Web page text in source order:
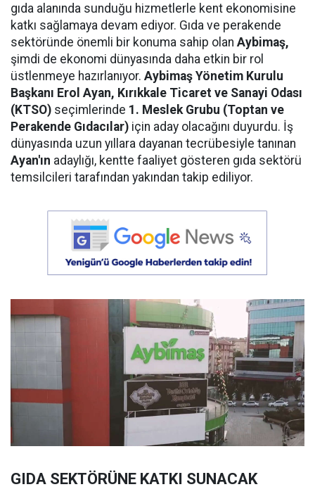
gıda alanında sunduğu hizmetlerle kent ekonomisine
katkı sağlamaya devam ediyor. Gıda ve perakende
sektöründe önemli bir konuma sahip olan Aybimaş,
şimdi de ekonomi dünyasında daha etkin bir rol
üstlenmeye hazırlanıyor. Aybimaş Yönetim Kurulu
Başkanı Erol Ayan, Kırıkkale Ticaret ve Sanayi Odası
(KTSO) seçimlerinde 1. Meslek Grubu (Toptan ve
Perakende Gıdacılar) için aday olacağını duyurdu. İş
dünyasında uzun yıllara dayanan tecrübesiyle tanınan
Ayan'ın adaylığı, kentte faaliyet gösteren gıda sektörü
temsilcileri tarafından yakından takip ediliyor.
GIDA SEKTÖRÜNE KATKI SUNACAK